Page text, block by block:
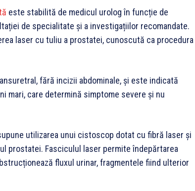
este stabilită de medicul urolog în funcție de
de specialitate și a investigațiilor recomandate.
laser cu tuliu a prostatei, cunoscută ca procedura
fără incizii abdominale, și este indicată
mari, care determină simptome severe și nu
utilizarea unui cistoscop dotat cu fibră laser și
prostatei. Fasciculul laser permite îndepărtarea
fluxul urinar, fragmentele fiind ulterior